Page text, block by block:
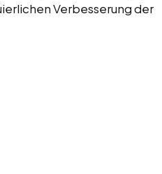
Verbesserung der